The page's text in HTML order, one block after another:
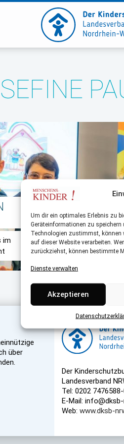
Um dir ein optimales Erlebnis zu
Geräteinformationen zu
Technologien zustimmst, können
auf dieser Website verarbeiten.
zurückziehst, können bestimmte
Dienste verwalten
Akzeptieren
im
über
Der
Landesverband
Tel: 0202
E-Mail:
Web: www.dksb-